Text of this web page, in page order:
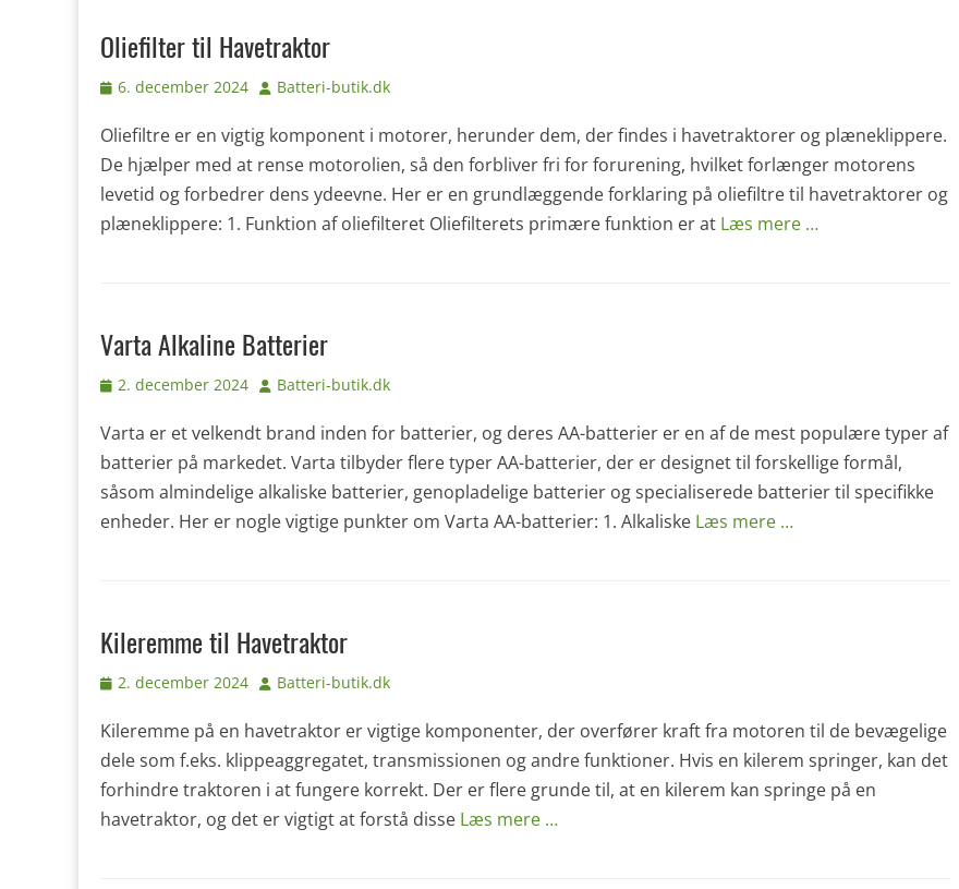
Oliefilter til Havetraktor
Udgivet
6. december 2024 Forfatter
Batteri-butik.dk
Oliefiltre er en vigtig komponent i motorer, herunder dem, der findes i havetraktorer og plæneklippere.
De hjælper med at rense motorolien, så den forbliver fri for forurening, hvilket forlænger motorens
levetid og forbedrer dens ydeevne. Her er en grundlæggende forklaring på oliefiltre til havetraktorer og
plæneklippere: 1. Funktion af oliefilteret Oliefilterets primære funktion er at Læs mere …
Varta Alkaline Batterier
Udgivet
2. december 2024 Forfatter
Batteri-butik.dk
Varta er et velkendt brand inden for batterier, og deres AA-batterier er en af de mest populære typer af
batterier på markedet. Varta tilbyder flere typer AA-batterier, der er designet til forskellige formål,
såsom almindelige alkaliske batterier, genopladelige batterier og specialiserede batterier til specifikke
enheder. Her er nogle vigtige punkter om Varta AA-batterier: 1. Alkaliske Læs mere …
Kileremme til Havetraktor
Udgivet
2. december 2024 Forfatter
Batteri-butik.dk
Kileremme på en havetraktor er vigtige komponenter, der overfører kraft fra motoren til de bevægelige
dele som f.eks. klippeaggregatet, transmissionen og andre funktioner. Hvis en kilerem springer, kan det
forhindre traktoren i at fungere korrekt. Der er flere grunde til, at en kilerem kan springe på en
havetraktor, og det er vigtigt at forstå disse Læs mere …